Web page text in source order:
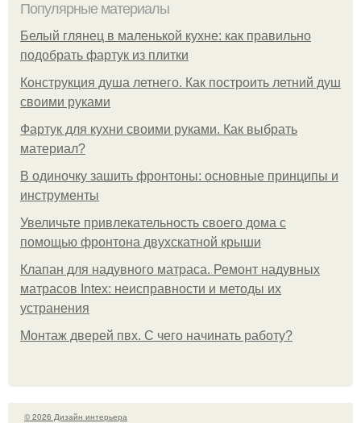
Популярные материалы
Белый глянец в маленькой кухне: как правильно
подобрать фартук из плитки
Конструкция душа летнего. Как построить летний душ
своими руками
Фартук для кухни своими руками. Как выбрать
материал?
В одиночку зашить фронтоны: основные принципы и
инструменты
Увеличьте привлекательность своего дома с
помощью фронтона двухскатной крыши
Клапан для надувного матраса. Ремонт надувных
матрасов Intex: неисправности и методы их
устранения
Монтаж дверей пвх. С чего начинать работу?
© 2026 Дизайн интерьера